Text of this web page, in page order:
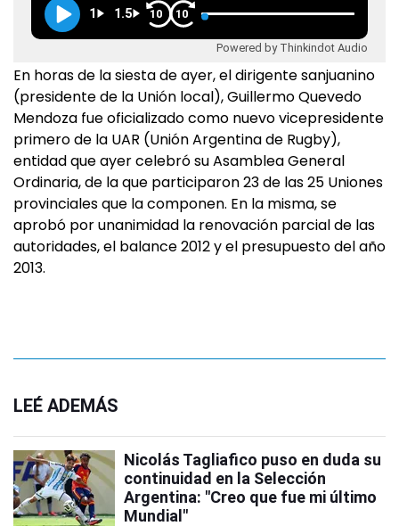
1 1.5 10 10
Powered by Thinkindot Audio
En horas de la siesta de ayer, el dirigente sanjuanino
(presidente de la Unión local), Guillermo Quevedo
Mendoza fue oficializado como nuevo vicepresidente
primero de la UAR (Unión Argentina de Rugby),
entidad que ayer celebró su Asamblea General
Ordinaria, de la que participaron 23 de las 25 Uniones
provinciales que la componen. En la misma, se
aprobó por unanimidad la renovación parcial de las
autoridades, el balance 2012 y el presupuesto del año
2013.
LEÉ ADEMÁS
Nicolás Tagliafico puso en duda su
continuidad en la Selección
Argentina: "Creo que fue mi último
Mundial"